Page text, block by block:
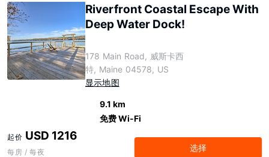
Riverfront Coastal Escape With
Deep Water Dock!
178 Main Road, 威斯卡西
特, Maine 04578, US
显示地图
9.1 km
免费 Wi-Fi
起价 USD 1216
每房 / 每夜 选择